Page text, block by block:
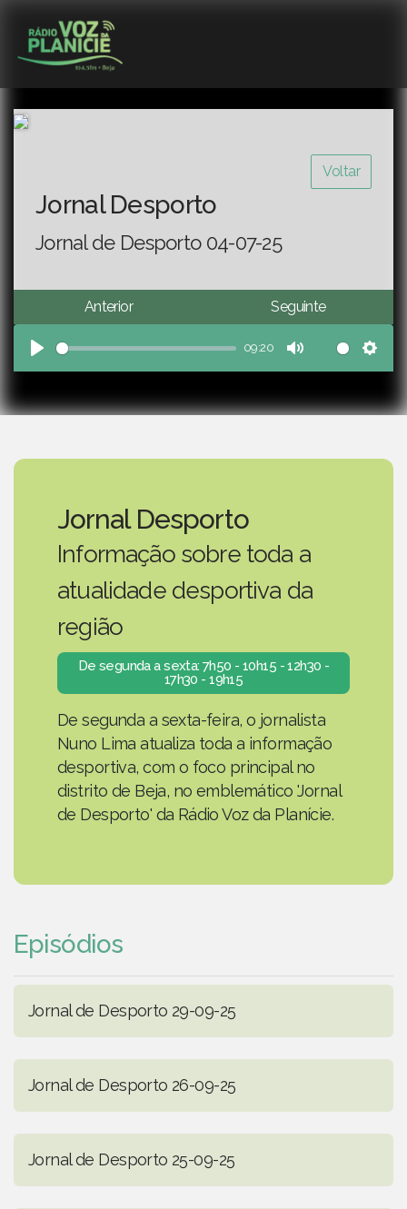
Voltar
Jornal Desporto
Jornal de Desporto 04-07-25
Anterior Seguinte
Play
09:20
Mute
Jornal Desporto
Informação sobre toda a
atualidade desportiva da
região
De segunda a sexta: 7h50 - 10h15 - 12h30 -
17h30 - 19h15
De segunda a sexta-feira, o jornalista
Nuno Lima atualiza toda a informação
desportiva, com o foco principal no
distrito de Beja, no emblemático 'Jornal
de Desporto' da Rádio Voz da Planície.
Episódios
Jornal de Desporto 29-09-25
Jornal de Desporto 26-09-25
Jornal de Desporto 25-09-25